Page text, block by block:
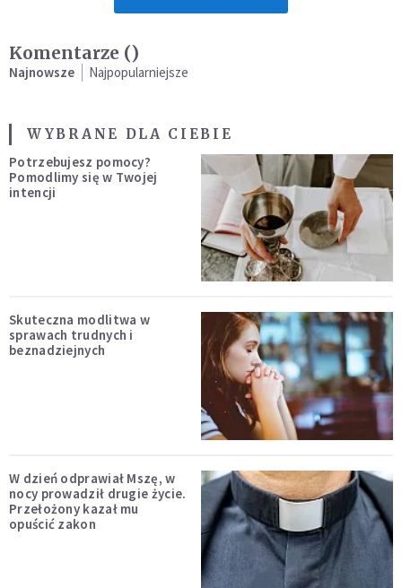
Komentarze ()
Najnowsze Najpopularniejsze
WYBRANE DLA CIEBIE
Potrzebujesz pomocy?
Pomodlimy się w Twojej
intencji
Skuteczna modlitwa w
sprawach trudnych i
beznadziejnych
W dzień odprawiał Mszę, w
nocy prowadził drugie życie.
Przełożony kazał mu
opuścić zakon